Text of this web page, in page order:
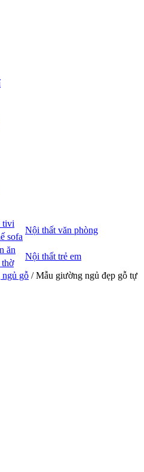
tivi
Nội thất văn phòng
sofa
ăn
Nội thất trẻ em
gỗ / Mẫu giường ngủ đẹp gỗ tự